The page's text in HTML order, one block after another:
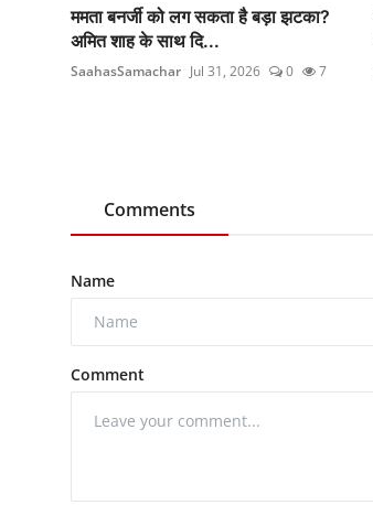
ममता बनर्जी को लग सकता है बड़ा झटका?
अमित शाह के साथ दि...
SaahasSamachar Jul 31, 2026 0 7
Comments
Name
Comment